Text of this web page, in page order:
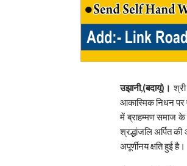
उझानी,(बदायूं)। श्री
आकास्मिक निधन पर
में ब्राहम्मण समाज के
श्रद्धांजलि अर्पित
अपूर्णीनय क्षति हुई है।